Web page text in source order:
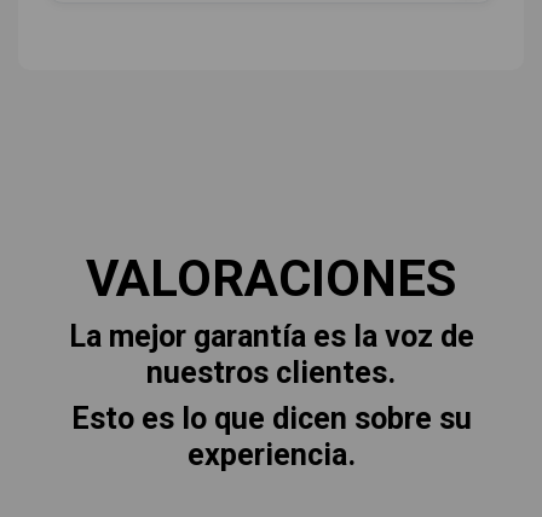
VALORACIONES
La mejor garantía es la voz de
nuestros clientes.
Esto es lo que dicen sobre su
experiencia.